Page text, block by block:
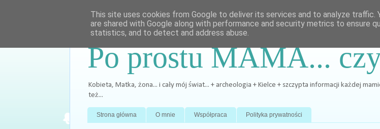
Po prostu MAMA...
Kobieta, Matka, żona... i cały mój świat... + archeologia + Kielce + szczypta informacji każdej
też...
Strona główna O mnie Współpraca Polityka prywatności
This site uses cookies from Google to deliver its services and to analyze traffic.
are shared with Google along with performance and security metrics to ensure
statistics, and to detect and address abuse.